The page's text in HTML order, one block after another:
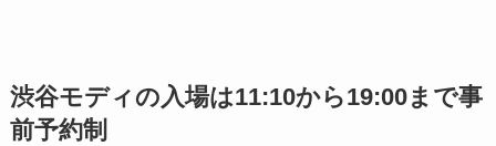
渋谷モディの入場は11:10から19:00まで事
前予約制